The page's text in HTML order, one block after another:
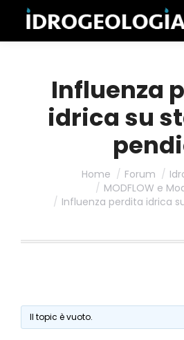
Influenza
idrica su
Home Forum
MODFLOW e
Influenza perdita idrica
Il topic è vuoto.